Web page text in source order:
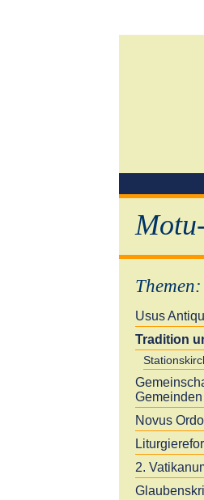
Themen:
Usus
Tradition
Gemeinden
Novus Ordo
2.